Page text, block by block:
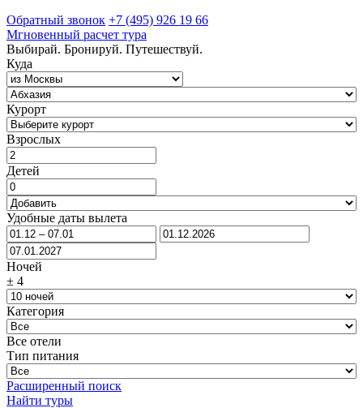
Обратный звонок +7 (495) 926 19 66
Мгновенный расчет тура
Выбирай. Бронируй. Путешествуй.
Куда
Курорт
Взрослых
Детей
Удобные даты вылета
Ночей
± 4
Категория
Все отели
Тип питания
Расширенный поиск
Найти туры